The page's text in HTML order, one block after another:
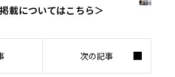
載についてはこちら＞